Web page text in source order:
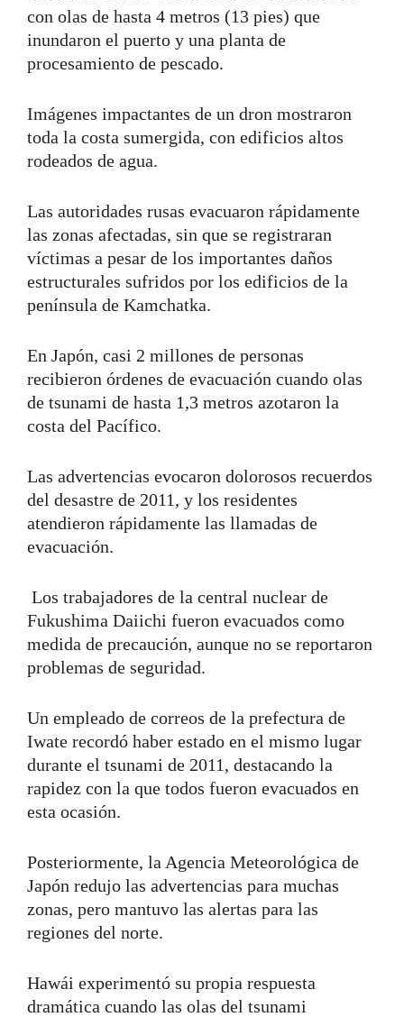
con olas de hasta 4 metros (13 pies) que
inundaron el puerto y una planta de
procesamiento de pescado.
Imágenes impactantes de un dron mostraron
toda la costa sumergida, con edificios altos
rodeados de agua.
Las autoridades rusas evacuaron rápidamente
las zonas afectadas, sin que se registraran
víctimas a pesar de los importantes daños
estructurales sufridos por los edificios de la
península de Kamchatka.
En Japón, casi 2 millones de personas
recibieron órdenes de evacuación cuando olas
de tsunami de hasta 1,3 metros azotaron la
costa del Pacífico.
Las advertencias evocaron dolorosos recuerdos
del desastre de 2011, y los residentes
atendieron rápidamente las llamadas de
evacuación.
Los trabajadores de la central nuclear de
Fukushima Daiichi fueron evacuados como
medida de precaución, aunque no se reportaron
problemas de seguridad.
Un empleado de correos de la prefectura de
Iwate recordó haber estado en el mismo lugar
durante el tsunami de 2011, destacando la
rapidez con la que todos fueron evacuados en
esta ocasión.
Posteriormente, la Agencia Meteorológica de
Japón redujo las advertencias para muchas
zonas, pero mantuvo las alertas para las
regiones del norte.
Hawái experimentó su propia respuesta
dramática cuando las olas del tsunami